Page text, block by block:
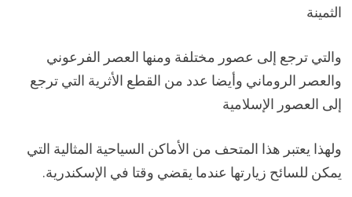
الثمينة
والتي ترجع إلى عصور مختلفة ومنها العصر الفرعوني
والعصر الروماني وأيضا عدد من القطع الأثرية التي ترجع
إلى العصور الإسلامية
ولهذا يعتبر هذا المتحف من الأماكن السياحية المثالية التي
يمكن للسائح زيارتها عندما يقضي وقتا في الإسكندرية.